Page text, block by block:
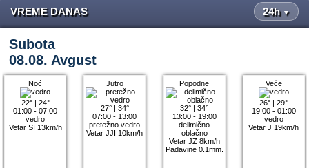
VREME DANAS 24h ▼
Subota
08.08. Avgust
Noć
22°| 24°
01:00 - 07:00
vedro
Vetar SI 13km/h
Jutro
27°| 34°
07:00 - 13:00
pretežno vedro
Vetar JJI 10km/h
Popodne
32° |34°
13:00 - 19:00
delimično
oblačno
Vetar JZ 8km/h
Padavine 0.1mm.
Veče
26° |29°
19:00 - 01:00
vedro
Vetar J 19km/h